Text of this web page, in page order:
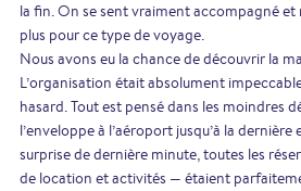
la fin. On se sent vraiment accompagné et
plus pour ce type de voyage.
Nous avons eu la chance de découvrir la
L’organisation était absolument
hasard. Tout est pensé dans les moindres
l’enveloppe à l’aéroport jusqu’à la
surprise de dernière minute, toutes les
de location et activités — étaient